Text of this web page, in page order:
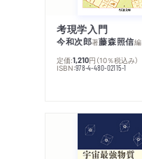
考現学入門
今和次郎著藤森照信編
定価:1,210円 （10％税込み）
ISBN:978-4-480-02115-1